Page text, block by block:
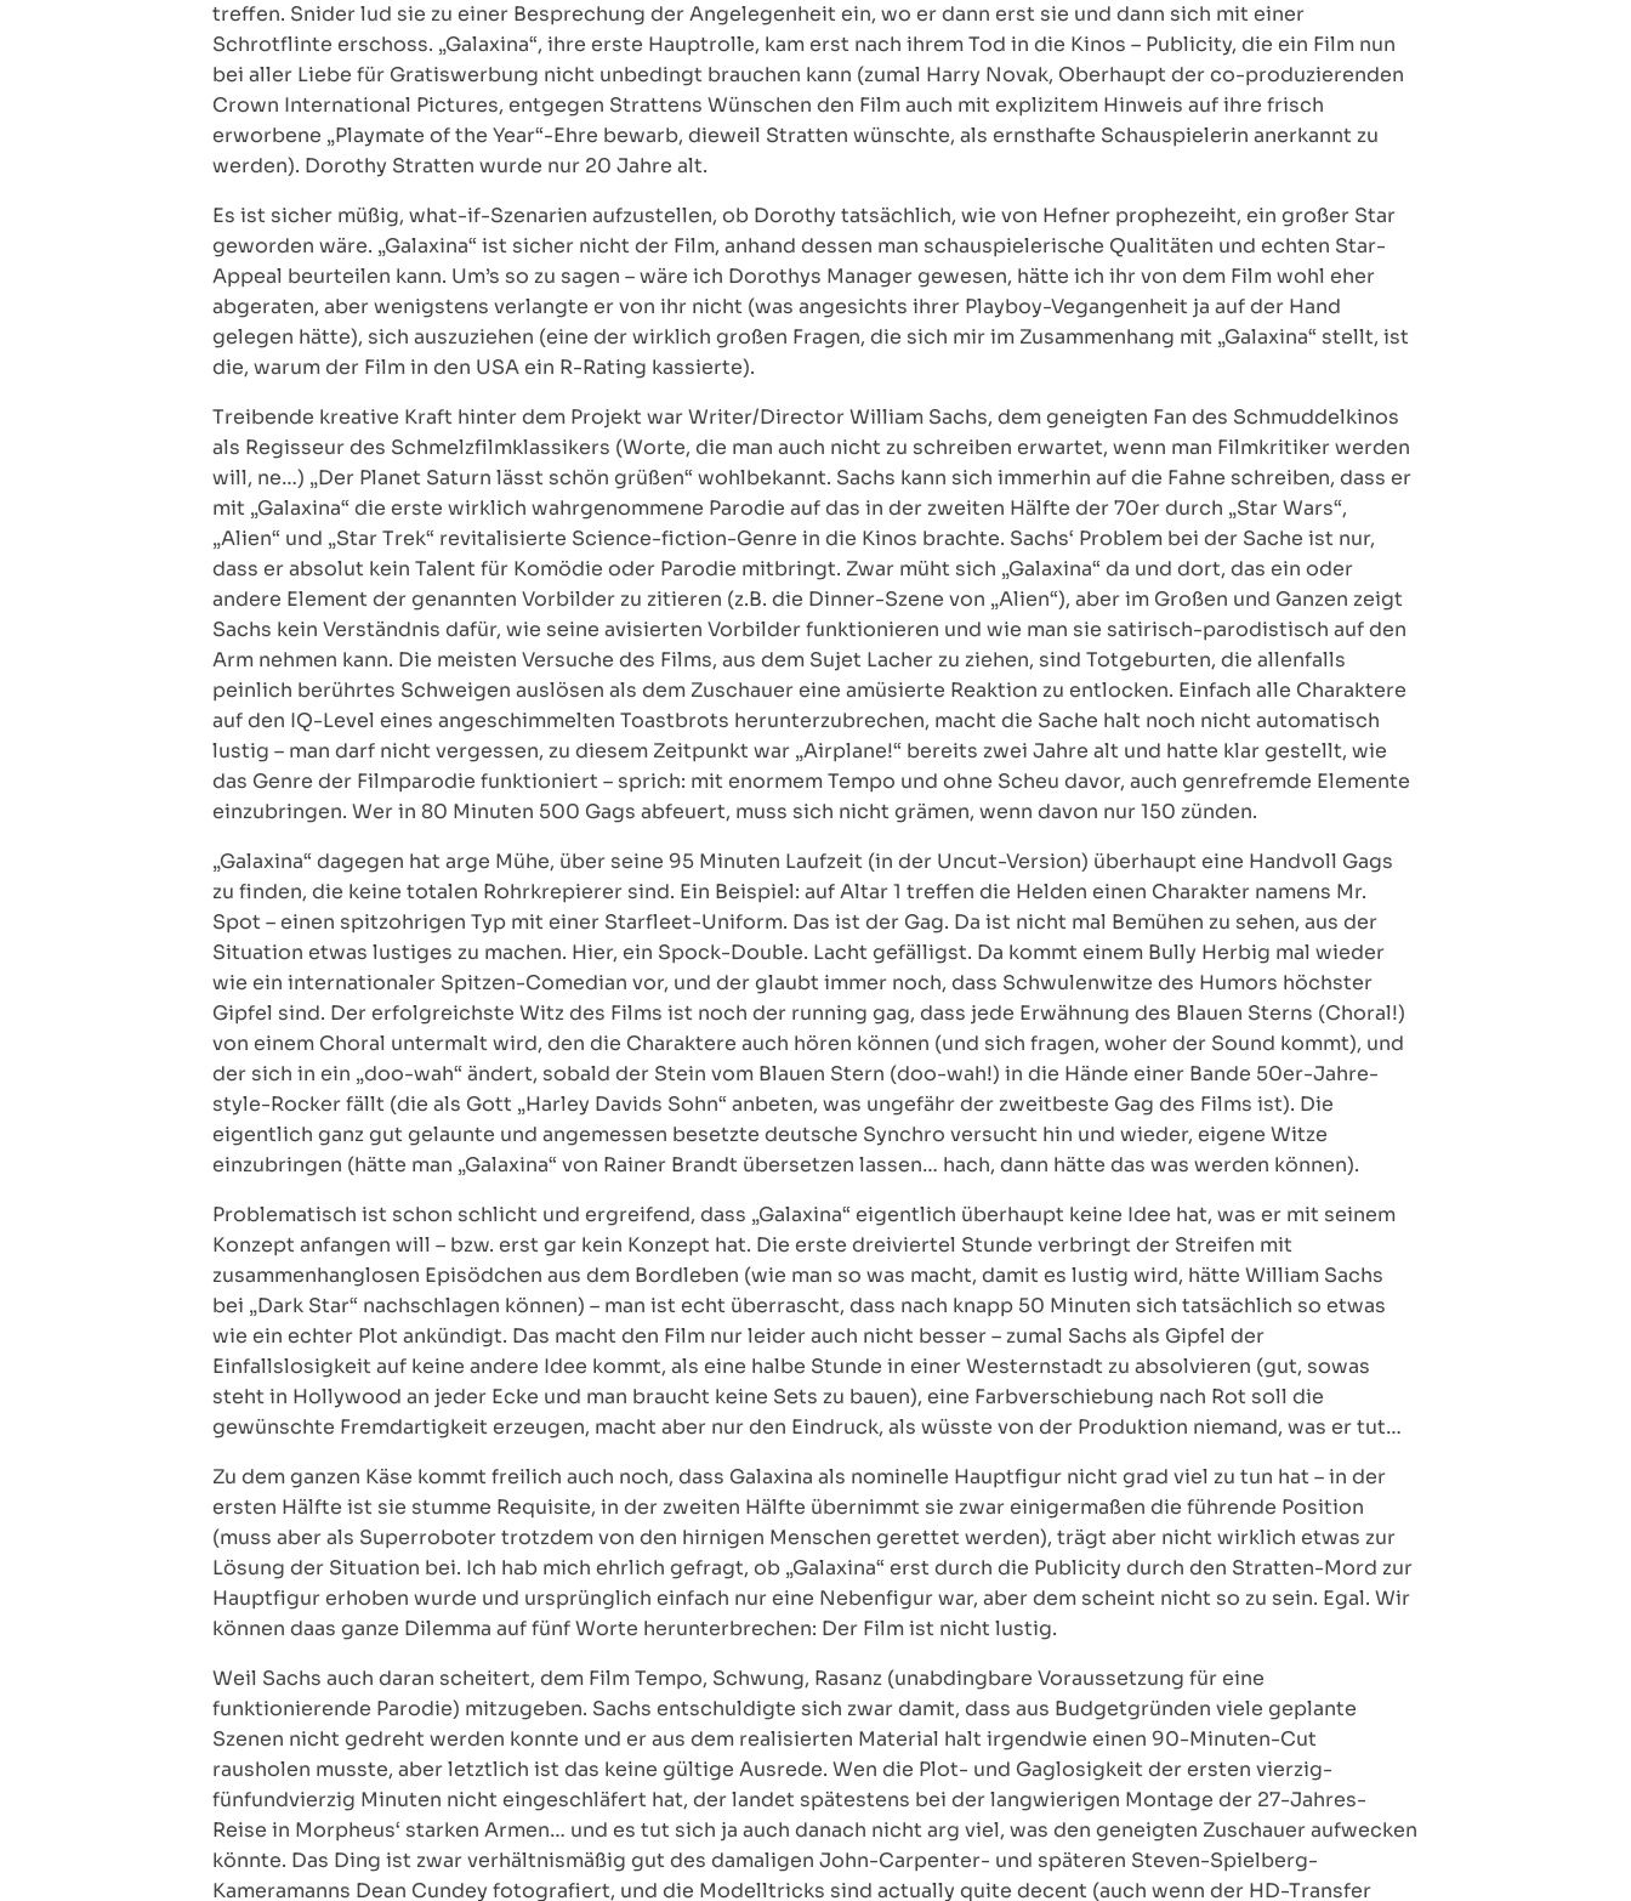
treffen. Snider lud sie zu einer Besprechung der Angelegenheit ein, wo er dann erst sie und dann sich mit einer
Schrotflinte erschoss. „Galaxina“, ihre erste Hauptrolle, kam erst nach ihrem Tod in die Kinos – Publicity, die ein Film nun
bei aller Liebe für Gratiswerbung nicht unbedingt brauchen kann (zumal Harry Novak, Oberhaupt der co-produzierenden
Crown International Pictures, entgegen Strattens Wünschen den Film auch mit explizitem Hinweis auf ihre frisch
erworbene „Playmate of the Year“-Ehre bewarb, dieweil Stratten wünschte, als ernsthafte Schauspielerin anerkannt zu
werden). Dorothy Stratten wurde nur 20 Jahre alt.
Es ist sicher müßig, what-if-Szenarien aufzustellen, ob Dorothy tatsächlich, wie von Hefner prophezeiht, ein großer Star
geworden wäre. „Galaxina“ ist sicher nicht der Film, anhand dessen man schauspielerische Qualitäten und echten Star-
Appeal beurteilen kann. Um’s so zu sagen – wäre ich Dorothys Manager gewesen, hätte ich ihr von dem Film wohl eher
abgeraten, aber wenigstens verlangte er von ihr nicht (was angesichts ihrer Playboy-Vegangenheit ja auf der Hand
gelegen hätte), sich auszuziehen (eine der wirklich großen Fragen, die sich mir im Zusammenhang mit „Galaxina“ stellt, ist
die, warum der Film in den USA ein R-Rating kassierte).
Treibende kreative Kraft hinter dem Projekt war Writer/Director William Sachs, dem geneigten Fan des Schmuddelkinos
als Regisseur des Schmelzfilmklassikers (Worte, die man auch nicht zu schreiben erwartet, wenn man Filmkritiker werden
will, ne…) „Der Planet Saturn lässt schön grüßen“ wohlbekannt. Sachs kann sich immerhin auf die Fahne schreiben, dass er
mit „Galaxina“ die erste wirklich wahrgenommene Parodie auf das in der zweiten Hälfte der 70er durch „Star Wars“,
„Alien“ und „Star Trek“ revitalisierte Science-fiction-Genre in die Kinos brachte. Sachs‘ Problem bei der Sache ist nur,
dass er absolut kein Talent für Komödie oder Parodie mitbringt. Zwar müht sich „Galaxina“ da und dort, das ein oder
andere Element der genannten Vorbilder zu zitieren (z.B. die Dinner-Szene von „Alien“), aber im Großen und Ganzen zeigt
Sachs kein Verständnis dafür, wie seine avisierten Vorbilder funktionieren und wie man sie satirisch-parodistisch auf den
Arm nehmen kann. Die meisten Versuche des Films, aus dem Sujet Lacher zu ziehen, sind Totgeburten, die allenfalls
peinlich berührtes Schweigen auslösen als dem Zuschauer eine amüsierte Reaktion zu entlocken. Einfach alle Charaktere
auf den IQ-Level eines angeschimmelten Toastbrots herunterzubrechen, macht die Sache halt noch nicht automatisch
lustig – man darf nicht vergessen, zu diesem Zeitpunkt war „Airplane!“ bereits zwei Jahre alt und hatte klar gestellt, wie
das Genre der Filmparodie funktioniert – sprich: mit enormem Tempo und ohne Scheu davor, auch genrefremde Elemente
einzubringen. Wer in 80 Minuten 500 Gags abfeuert, muss sich nicht grämen, wenn davon nur 150 zünden.
„Galaxina“ dagegen hat arge Mühe, über seine 95 Minuten Laufzeit (in der Uncut-Version) überhaupt eine Handvoll Gags
zu finden, die keine totalen Rohrkrepierer sind. Ein Beispiel: auf Altar 1 treffen die Helden einen Charakter namens Mr.
Spot – einen spitzohrigen Typ mit einer Starfleet-Uniform. Das ist der Gag. Da ist nicht mal Bemühen zu sehen, aus der
Situation etwas lustiges zu machen. Hier, ein Spock-Double. Lacht gefälligst. Da kommt einem Bully Herbig mal wieder
wie ein internationaler Spitzen-Comedian vor, und der glaubt immer noch, dass Schwulenwitze des Humors höchster
Gipfel sind. Der erfolgreichste Witz des Films ist noch der running gag, dass jede Erwähnung des Blauen Sterns (Choral!)
von einem Choral untermalt wird, den die Charaktere auch hören können (und sich fragen, woher der Sound kommt), und
der sich in ein „doo-wah“ ändert, sobald der Stein vom Blauen Stern (doo-wah!) in die Hände einer Bande 50er-Jahre-
style-Rocker fällt (die als Gott „Harley Davids Sohn“ anbeten, was ungefähr der zweitbeste Gag des Films ist). Die
eigentlich ganz gut gelaunte und angemessen besetzte deutsche Synchro versucht hin und wieder, eigene Witze
einzubringen (hätte man „Galaxina“ von Rainer Brandt übersetzen lassen… hach, dann hätte das was werden können).
Problematisch ist schon schlicht und ergreifend, dass „Galaxina“ eigentlich überhaupt keine Idee hat, was er mit seinem
Konzept anfangen will – bzw. erst gar kein Konzept hat. Die erste dreiviertel Stunde verbringt der Streifen mit
zusammenhanglosen Episödchen aus dem Bordleben (wie man so was macht, damit es lustig wird, hätte William Sachs
bei „Dark Star“ nachschlagen können) – man ist echt überrascht, dass nach knapp 50 Minuten sich tatsächlich so etwas
wie ein echter Plot ankündigt. Das macht den Film nur leider auch nicht besser – zumal Sachs als Gipfel der
Einfallslosigkeit auf keine andere Idee kommt, als eine halbe Stunde in einer Westernstadt zu absolvieren (gut, sowas
steht in Hollywood an jeder Ecke und man braucht keine Sets zu bauen), eine Farbverschiebung nach Rot soll die
gewünschte Fremdartigkeit erzeugen, macht aber nur den Eindruck, als wüsste von der Produktion niemand, was er tut…
Zu dem ganzen Käse kommt freilich auch noch, dass Galaxina als nominelle Hauptfigur nicht grad viel zu tun hat – in der
ersten Hälfte ist sie stumme Requisite, in der zweiten Hälfte übernimmt sie zwar einigermaßen die führende Position
(muss aber als Superroboter trotzdem von den hirnigen Menschen gerettet werden), trägt aber nicht wirklich etwas zur
Lösung der Situation bei. Ich hab mich ehrlich gefragt, ob „Galaxina“ erst durch die Publicity durch den Stratten-Mord zur
Hauptfigur erhoben wurde und ursprünglich einfach nur eine Nebenfigur war, aber dem scheint nicht so zu sein. Egal. Wir
können daas ganze Dilemma auf fünf Worte herunterbrechen: Der Film ist nicht lustig.
Weil Sachs auch daran scheitert, dem Film Tempo, Schwung, Rasanz (unabdingbare Voraussetzung für eine
funktionierende Parodie) mitzugeben. Sachs entschuldigte sich zwar damit, dass aus Budgetgründen viele geplante
Szenen nicht gedreht werden konnte und er aus dem realisierten Material halt irgendwie einen 90-Minuten-Cut
rausholen musste, aber letztlich ist das keine gültige Ausrede. Wen die Plot- und Gaglosigkeit der ersten vierzig-
fünfundvierzig Minuten nicht eingeschläfert hat, der landet spätestens bei der langwierigen Montage der 27-Jahres-
Reise in Morpheus‘ starken Armen… und es tut sich ja auch danach nicht arg viel, was den geneigten Zuschauer aufwecken
könnte. Das Ding ist zwar verhältnismäßig gut des damaligen John-Carpenter- und späteren Steven-Spielberg-
Kameramanns Dean Cundey fotografiert, und die Modelltricks sind actually quite decent (auch wenn der HD-Transfer